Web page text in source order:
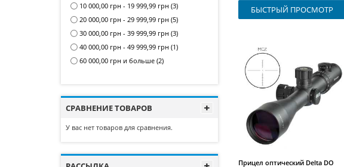
POF-USA(16)
Caesar Guerini(14)
Remington(39)
Browning(27)
10 000,00 грн - 19 999,99 грн (3)
20 000,00 грн - 29 999,99 грн (5)
30 000,00 грн - 39 999,99 грн (3)
40 000,00 грн - 49 999,99 грн (1)
60 000,00 грн и больше (2)
СРАВНЕНИЕ ТОВАРОВ
У вас нет товаров для сравнения.
БЫСТРЫЙ ПРОСМОТР
Прицел оптический Delta DO